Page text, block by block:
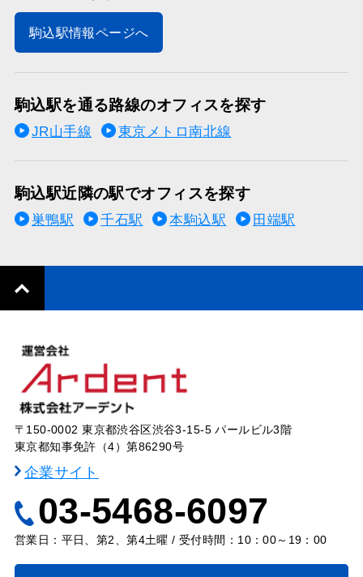
駒込駅情報ページへ
駒込駅を通る路線のオフィスを探す
JR山手線 東京メトロ南北線
駒込駅近隣の駅でオフィスを探す
巣鴨駅 千石駅 本駒込駅 田端駅
〒150-0002 東京都渋谷区渋谷3-15-5 パールビル3階
東京都知事免許（4）第86290号
企業サイト
03-5468-6097
営業日：平日、第2、第4土曜 / 受付時間：10：00～19：00